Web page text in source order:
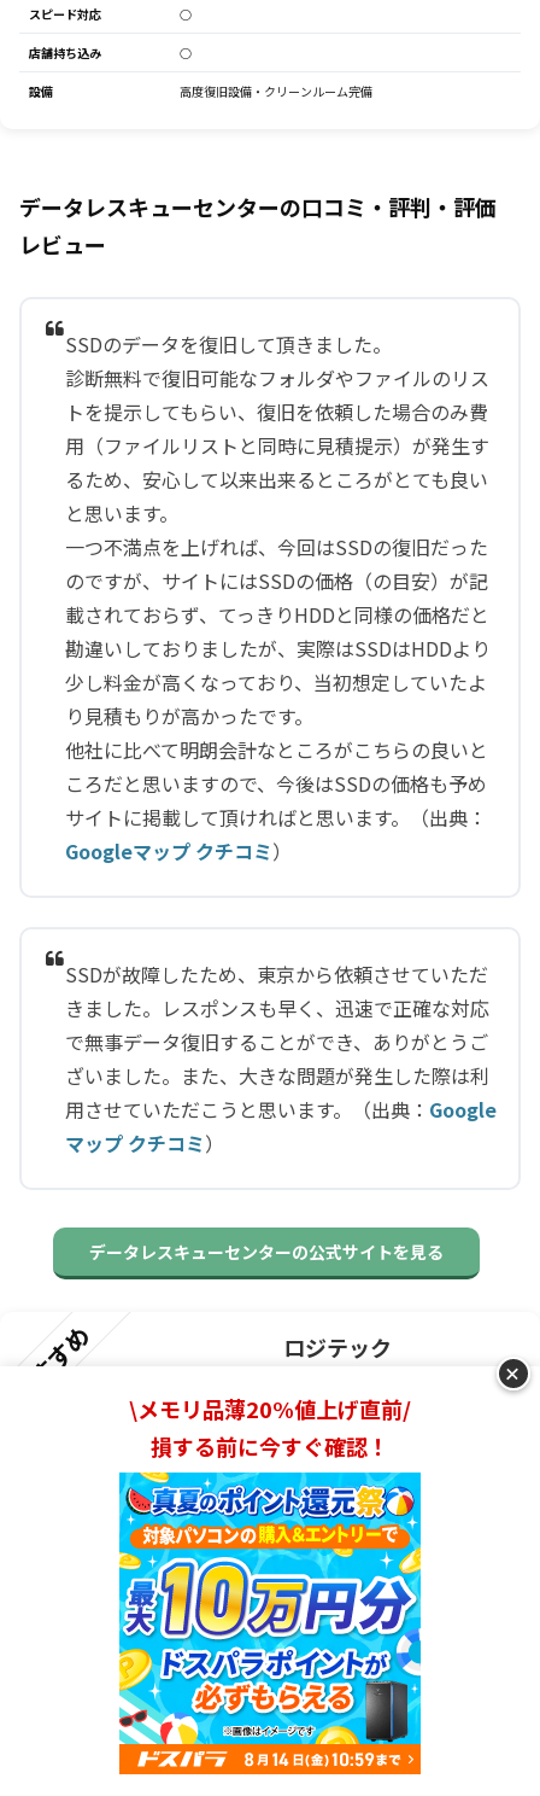
ランキングを見る
スピード対応 ○
店舗持ち込み ○
設備 高度復旧設備・クリーンルーム完備
データレスキューセンターの口コミ・評判・評価
レビュー
SSDのデータを復旧して頂きました。
診断無料で復旧可能なフォルダやファイルのリス
トを提示してもらい、復旧を依頼した場合のみ費
用（ファイルリストと同時に見積提示）が発生す
るため、安心して以来出来るところがとても良い
と思います。
一つ不満点を上げれば、今回はSSDの復旧だった
のですが、サイトにはSSDの価格（の目安）が記
載されておらず、てっきりHDDと同様の価格だと
勘違いしておりましたが、実際はSSDはHDDより
少し料金が高くなっており、当初想定していたよ
り見積もりが高かったです。
他社に比べて明朗会計なところがこちらの良いと
ころだと思いますので、今後はSSDの価格も予め
サイトに掲載して頂ければと思います。（出典：
Googleマップ クチコミ）
SSDが故障したため、東京から依頼させていただ
きました。レスポンスも早く、迅速で正確な対応
で無事データ復旧することができ、ありがとうご
ざいました。また、大きな問題が発生した際は利
用させていただこうと思います。（出典： Google
マップ クチコミ）
データレスキューセンターの公式サイトを見る
おすすめ
logitec.co.jp
ロジテック
ロジテック公式サイト
へ
エレコムグループの技術力で安心のメーカー直営
データ復旧
PC周辺機器大手エレコムグループが直営するデータ復旧
26年間の実績と豊富なハードウェア知識を
+
\メモリ品薄20%値上げ直前/
損する前に今すぐ確認！